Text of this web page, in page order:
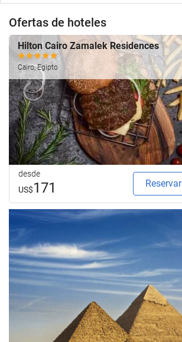
Ofertas de hoteles
Hilton Cairo Zamalek Residences
Cairo, Egipto
desde
US$171 Reservar